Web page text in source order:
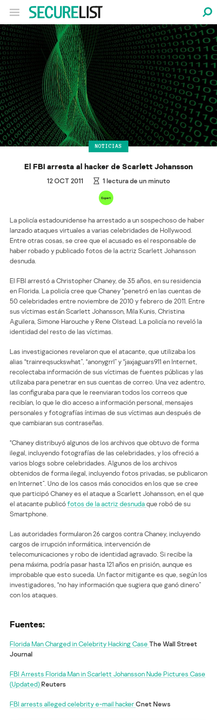
NOTICIAS
El FBI arresta al hacker de Scarlett Johansson
12 OCT 2011 1 lectura de un minuto
La policía estadounidense ha arrestado a un sospechoso de haber
lanzado ataques virtuales a varias celebridades de Hollywood.
Entre otras cosas, se cree que el acusado es el responsable de
haber robado y publicado fotos de la actriz Scarlett Johansson
desnuda.
El FBI arrestó a Christopher Chaney, de 35 años, en su residencia
en Florida. La policía cree que Chaney “penetró en las cuentas de
50 celebridades entre noviembre de 2010 y febrero de 2011. Entre
sus víctimas están Scarlett Johansson, Mila Kunis, Christina
Aguilera, Simone Harouche y Rene Olstead. La policía no reveló la
identidad del resto de las víctimas.
Las investigaciones revelaron que el atacante, que utilizaba los
alias “trainreqsuckswhat”, “anonygrrl” y “jaxjaguars911 en Internet,
recolectaba información de sus víctimas de fuentes públicas y las
utilizaba para penetrar en sus cuentas de correo. Una vez adentro,
las configuraba para que le reenviaran todos los correos que
recibían, lo que le dio acceso a información personal, mensajes
personales y fotografías íntimas de sus víctimas aun después de
que cambiaran sus contraseñas.
“Chaney distribuyó algunos de los archivos que obtuvo de forma
ilegal, incluyendo fotografías de las celebridades, y los ofreció a
varios blogs sobre celebridades. Algunos de los archivos
obtenidos de forma ilegal, incluyendo fotos privadas, se publicaron
en Internet”. Uno de los casos más conocidos en los que se cree
que participó Chaney es el ataque a Scarlett Johansson, en el que
el atacante publicófotos de la actriz desnudaque robó de su
Smartphone.
Las autoridades formularon 26 cargos contra Chaney, incluyendo
cargos de irrupción informática, intervención de
telecomunicaciones y robo de identidad agravado. Si recibe la
pena máxima, podría pasar hasta 121 años en prisión, aunque es
improbable que esto suceda. Un factor mitigante es que, según los
investigadores, “no hay información que sugiera que ganó dinero”
con los ataques.
Fuentes:
Florida Man Charged in Celebrity Hacking Case The Wall Street
Journal
FBI Arrests Florida Man in Scarlett Johansson Nude Pictures Case
(Updated)Reuters
FBI arrests alleged celebrity e-mail hackerCnet News